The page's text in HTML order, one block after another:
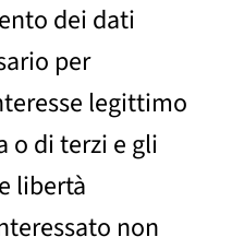
dei dati
per
legittimo
o di terzi e gli
libertà
non